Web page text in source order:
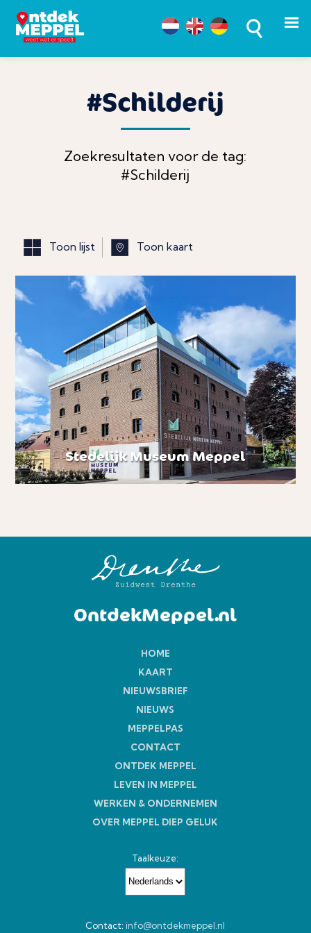
#Schilderij
Zoekresultaten voor de tag:
#Schilderij
Toon lijst Toon kaart
Stedelijk Museum Meppel
OntdekMeppel.nl
HOME
KAART
NIEUWSBRIEF
NIEUWS
MEPPELPAS
CONTACT
ONTDEK MEPPEL
LEVEN IN MEPPEL
WERKEN & ONDERNEMEN
OVER MEPPEL DIEP GELUK
Taalkeuze:
Contact:info@ontdekmeppel.nl